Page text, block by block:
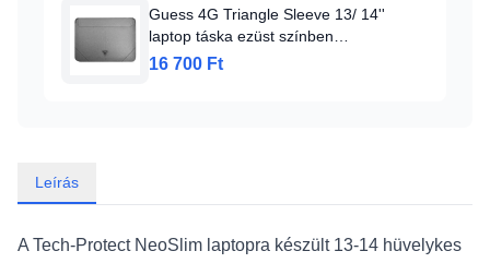
Guess 4G Triangle Sleeve 13/ 14''
laptop táska ezüst színben
(GUCS14PSATLG)
16 700 Ft
Leírás
A Tech-Protect NeoSlim laptopra készült 13-14 hüvelykes